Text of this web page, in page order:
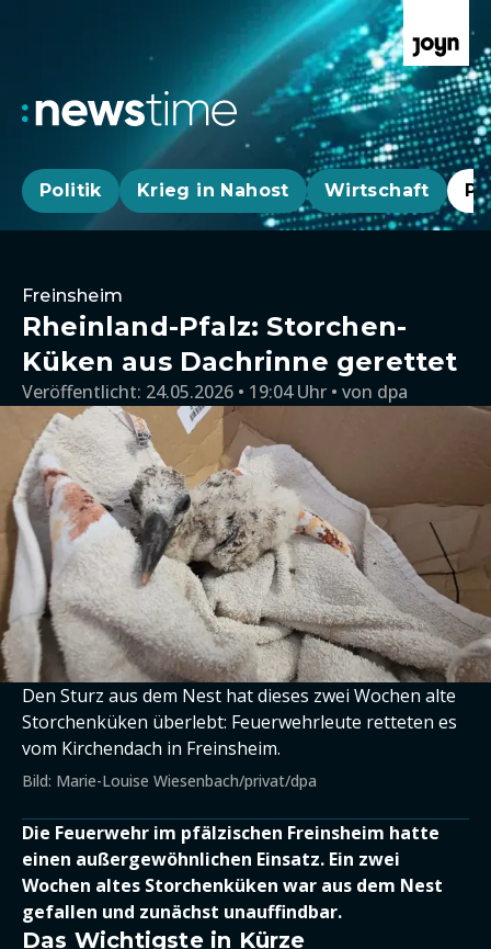
Politik Krieg in Nahost Wirtschaft
Freinsheim
Rheinland-Pfalz: Storchen-
Küken aus Dachrinne gerettet
Veröffentlicht: 24.05.2026 • 19:04 Uhr von dpa
Den Sturz aus dem Nest hat dieses zwei Wochen alte
Storchenküken überlebt: Feuerwehrleute retteten es
vom Kirchendach in Freinsheim.
Bild: Marie-Louise Wiesenbach/privat/dpa
Die Feuerwehr im pfälzischen Freinsheim hatte
einen außergewöhnlichen Einsatz. Ein zwei
Wochen altes Storchenküken war aus dem Nest
gefallen und zunächst unauffindbar.
Das Wichtigste in Kürze